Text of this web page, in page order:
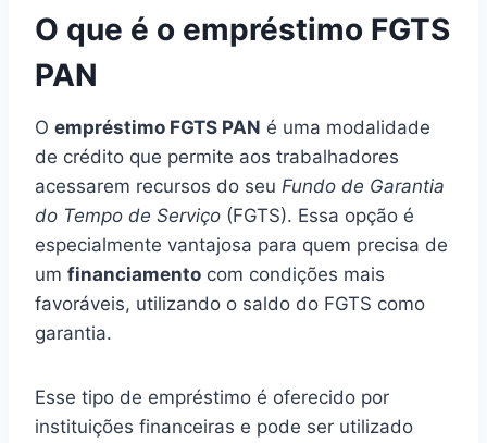
O que é o empréstimo FGTS
PAN
O empréstimo FGTS PAN é uma modalidade
de crédito que permite aos trabalhadores
acessarem recursos do seu Fundo de Garantia
do Tempo de Serviço (FGTS). Essa opção é
especialmente vantajosa para quem precisa de
um financiamento com condições mais
favoráveis, utilizando o saldo do FGTS como
garantia.
Esse tipo de empréstimo é oferecido por
instituições financeiras e pode ser utilizado